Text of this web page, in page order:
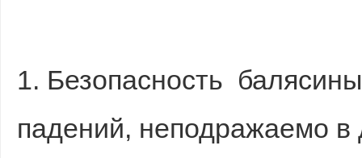
1. Безопасность
падений, неподражаемо